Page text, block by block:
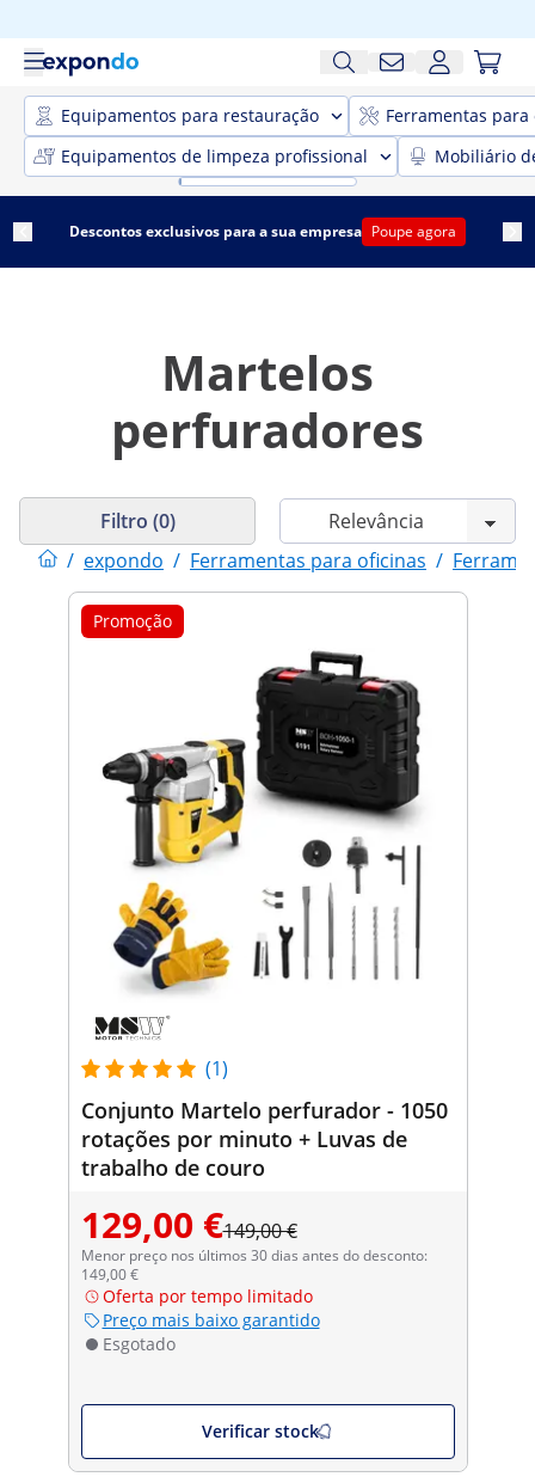
Equipamentos para restauração
Ferramentas para
Equipamentos de limpeza profissional
Mobiliário
Descontos exclusivos para a sua empresa Poupe agora
Martelos
perfuradores
/ expondo / Ferramentas para oficinas /
Filtro (0)
Promoção
(1)
Conjunto Martelo perfurador - 1050
rotações por minuto + Luvas de
trabalho de couro
129,00 €149,00 €
Menor preço nos últimos 30 dias antes do desconto:
149,00 €
Oferta por tempo limitado
Preço mais baixo garantido
Esgotado
Verificar stock